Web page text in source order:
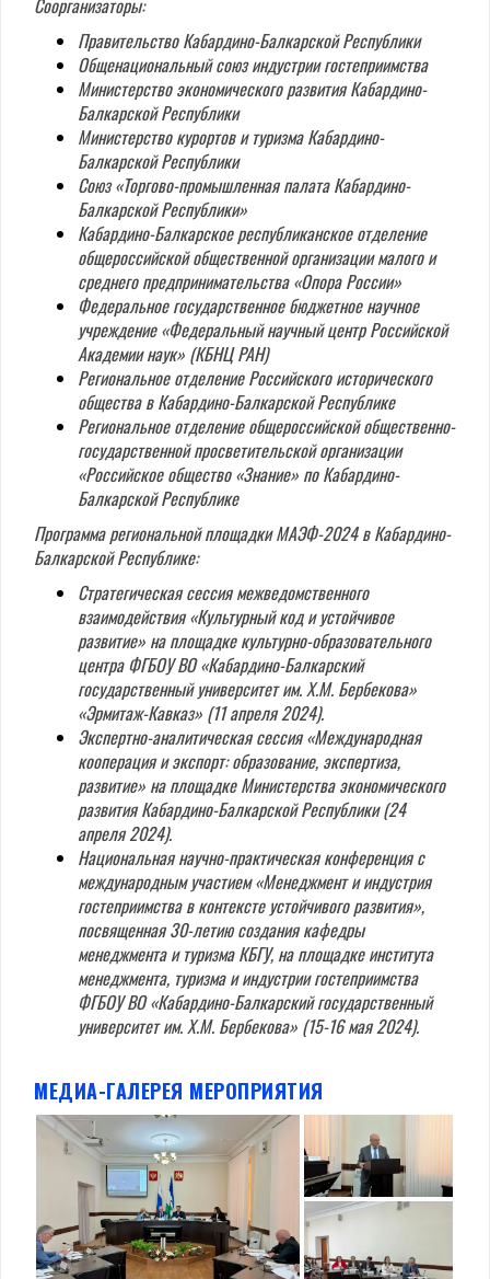
Соорганизаторы:
Правительство Кабардино-Балкарской Республики
Общенациональный союз индустрии гостеприимства
Министерство экономического развития Кабардино-
Балкарской Республики
Министерство курортов и туризма Кабардино-
Балкарской Республики
Союз «Торгово-промышленная палата Кабардино-
Балкарской Республики»
Кабардино-Балкарское республиканское отделение
общероссийской общественной организации малого и
среднего предпринимательства «Опора России»
Федеральное государственное бюджетное научное
учреждение «Федеральный научный центр Российской
Академии наук» (КБНЦ РАН)
Региональное отделение Российского исторического
общества в Кабардино-Балкарской Республике
Региональное отделение общероссийской общественно-
государственной просветительской организации
«Российское общество «Знание» по Кабардино-
Балкарской Республике
Программа региональной площадки МАЭФ-2024 в Кабардино-
Балкарской Республике:
Стратегическая сессия межведомственного
взаимодействия «Культурный код и устойчивое
развитие» на площадке культурно-образовательного
центра ФГБОУ ВО «Кабардино-Балкарский
государственный университет им. Х.М. Бербекова»
«Эрмитаж-Кавказ» (11 апреля 2024).
Экспертно-аналитическая сессия «Международная
кооперация и экспорт: образование, экспертиза,
развитие» на площадке Министерства экономического
развития Кабардино-Балкарской Республики (24
апреля 2024).
Национальная научно-практическая конференция с
международным участием «Менеджмент и индустрия
гостеприимства в контексте устойчивого развития»,
посвященная 30-летию создания кафедры
менеджмента и туризма КБГУ, на площадке института
менеджмента, туризма и индустрии гостеприимства
ФГБОУ ВО «Кабардино-Балкарский государственный
университет им. Х.М. Бербекова» (15-16 мая 2024).
МЕДИА-ГАЛЕРЕЯ МЕРОПРИЯТИЯ